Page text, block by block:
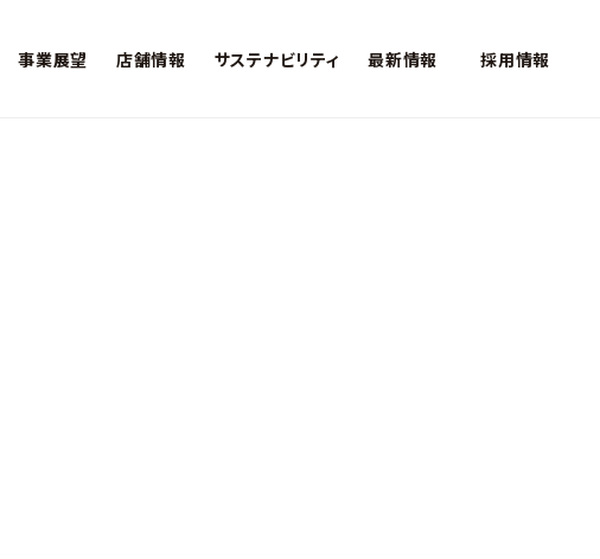
事業展望 店舗情報 サステナビリティ 最新情報 採用情報